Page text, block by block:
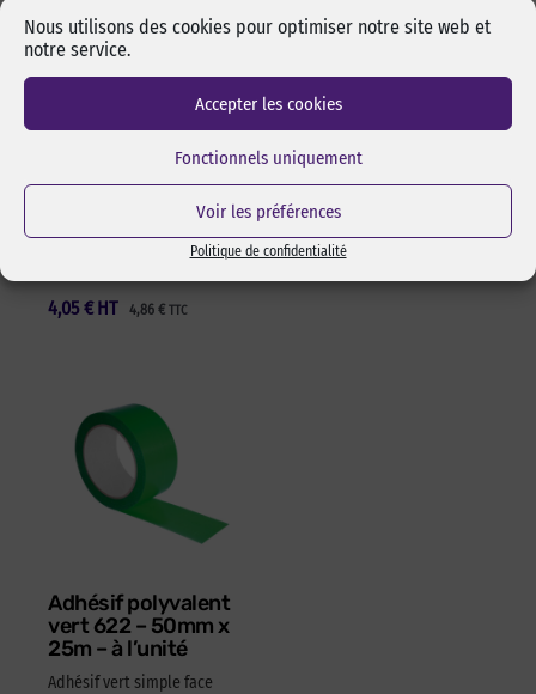
Nous utilisons des cookies pour optimiser notre site web et
notre service.
Accepter les cookies
Fonctionnels uniquement
Voir les préférences
Politique de confidentialité
Alcool isopropylique
isopropylique de marque
l’assemblage pas collage ou
adhésivage.
4,05 € 4,86 € TTC
HT
Cutter sécurité Olfa
Cutter sécurité Olfa SK-4
Changement de lame rapide
et sans outils. Manche en
15,05€HT
Adhésif polyvalent
vert 622 – 50mm x
25m – à l’unité
Adhésif vert simple face